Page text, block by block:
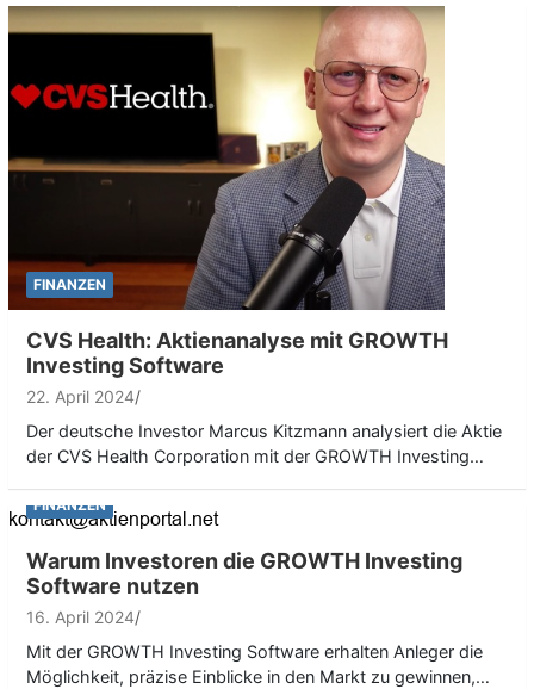
FINANZEN
CVS Health: Aktienanalyse mit GROWTH
Investing Software
22. April 2024
Der deutsche Investor Marcus Kitzmann analysiert die Aktie
der CVS Health Corporation mit der GROWTH Investing…
FINANZEN
Warum Investoren die GROWTH Investing
Software nutzen
16. April 2024
Mit der GROWTH Investing Software erhalten Anleger die
Möglichkeit, präzise Einblicke in den Markt zu gewinnen,…